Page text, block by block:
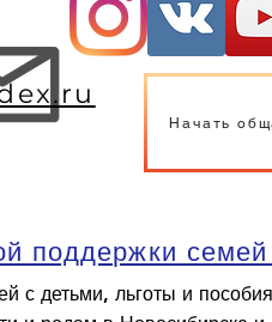
Начать
поддержки
с детьми, льготы и